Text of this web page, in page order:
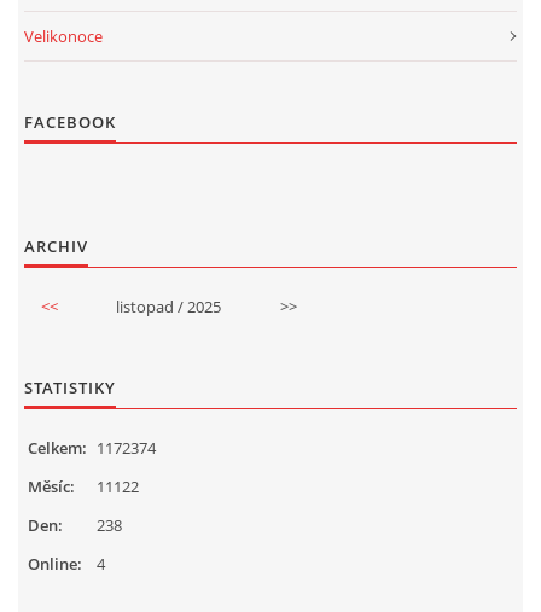
Velikonoce
FACEBOOK
ARCHIV
<< listopad / 2025 >>
STATISTIKY
Online: 4
Celkem: 1172374
Měsíc:
11122
Den:
238